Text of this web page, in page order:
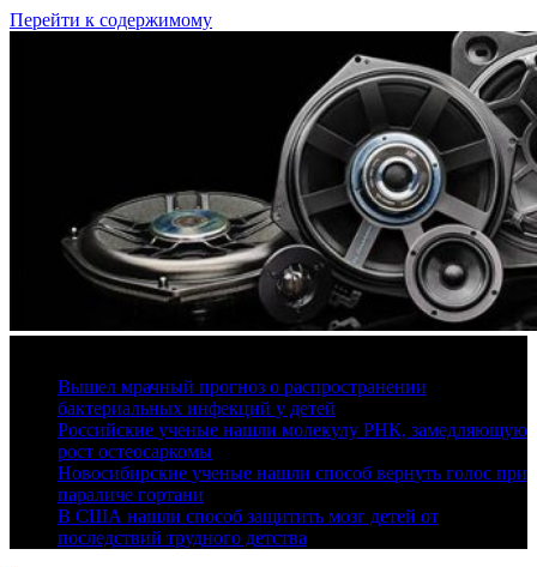
Перейти к содержимому
Вышел мрачный прогноз о распространении
бактериальных инфекций у детей
Российские ученые нашли молекулу РНК, замедляющую
рост остеосаркомы
Новосибирские ученые нашли способ вернуть голос при
параличе гортани
В США нашли способ защитить мозг детей от
последствий трудного детства